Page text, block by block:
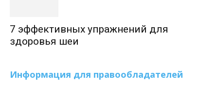
7 эффективных упражнений для
здоровья шеи
Информация для правообладателей